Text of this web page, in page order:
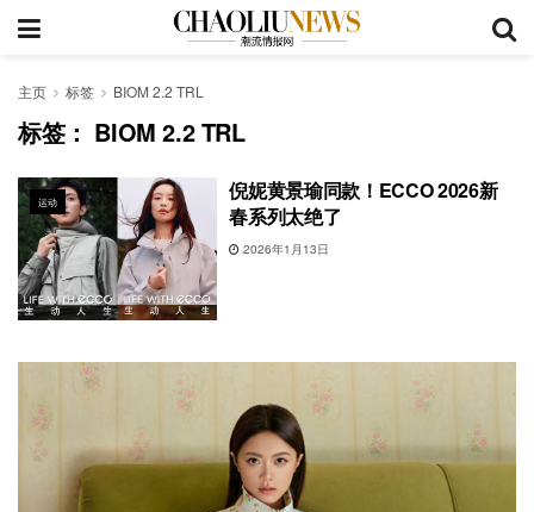
主页 标签 BIOM 2.2 TRL
标签： BIOM 2.2 TRL
运动
倪妮黄景瑜同款！ECCO 2026新
春系列太绝了
2026年1月13日